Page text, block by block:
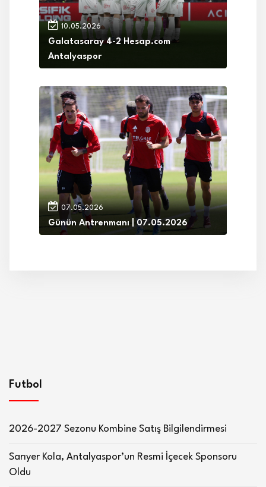
10.05.2026
Galatasaray 4-2 Hesap.com
Antalyaspor
07.05.2026
Günün Antrenmanı | 07.05.2026
Futbol
2026-2027 Sezonu Kombine Satış Bilgilendirmesi
Sarıyer Kola, Antalyaspor’un Resmi İçecek Sponsoru
Oldu